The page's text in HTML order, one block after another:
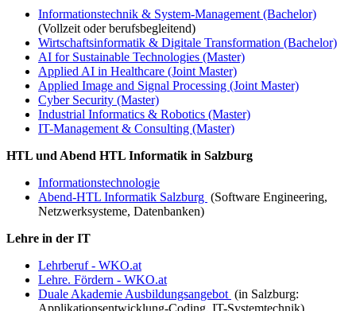
Informationstechnik & System-Management (Bachelor)
(Vollzeit oder berufsbegleitend)
Wirtschaftsinformatik & Digitale Transformation (Bachelor)
AI for Sustainable Technologies (Master)
Applied AI in Healthcare (Joint Master)
Applied Image and Signal Processing (Joint Master)
Cyber Security (Master)
Industrial Informatics & Robotics (Master)
IT-Management & Consulting (Master)
HTL und Abend HTL Informatik in Salzburg
Informationstechnologie
Abend-HTL Informatik Salzburg (Software Engineering,
Netzwerksysteme, Datenbanken)
Lehre in der IT
Lehrberuf - WKO.at
Lehre. Fördern - WKO.at
Duale Akademie Ausbildungsangebot (in Salzburg: